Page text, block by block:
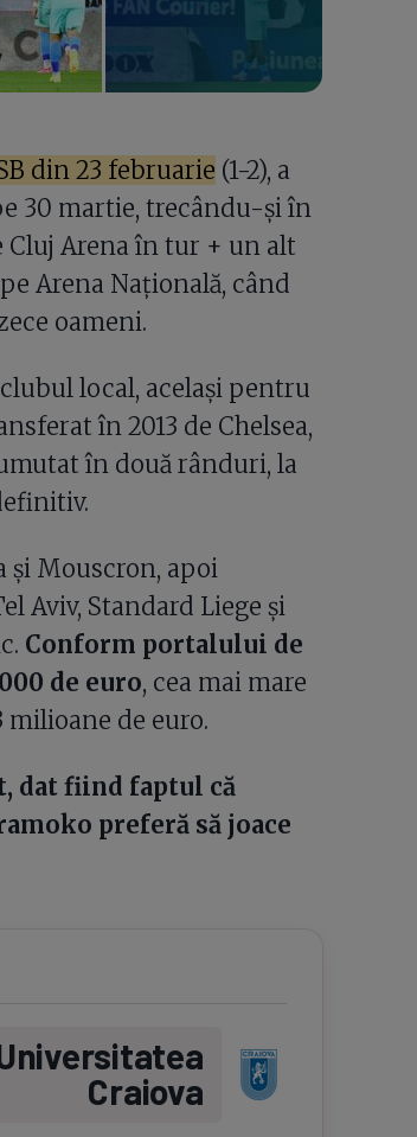
din 23 februarie (1-2), a
30 martie, trecându-și în
Cluj Arena în tur + un alt
Arena Națională, când
oameni.
local, același pentru
în 2013 de Chelsea,
în două rânduri, la
și Mouscron, apoi
Aviv, Standard Liege și
Conform portalului de
de euro, cea mai mare
milioane de euro.
dat fiind faptul că
preferă să joace
Craiova